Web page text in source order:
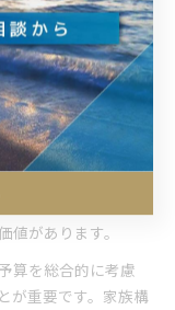
えられる一方で、時
。自主管理の場合、
、修繕の手配など自
む方には負担が大き
幅に減らしつつ、専
ケースでは、多少の
があります。
算を総合的に考慮
が重要です。家族構